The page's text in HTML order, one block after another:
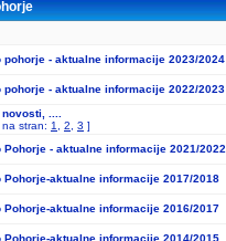
pohorje - aktualne informacije 2023/2024
pohorje - aktualne informacije 2022/2023
....
stran: 1 2 3 ]
Pohorje - aktualne informacije 2021/2022
Pohorje-aktualne informacije 2017/2018
Pohorje-aktualne informacije 2016/2017
Pohorje-aktualne informacije 2014/2015